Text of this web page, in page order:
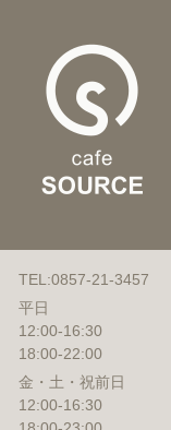
TEL:0857-21-3457
平日
12:00-16:30
18:00-22:00
金・土・祝前日
12:00-16:30